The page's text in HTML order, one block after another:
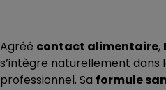
Agréé contact alimentaire,
s’intègre naturellement
professionnel. Sa formule